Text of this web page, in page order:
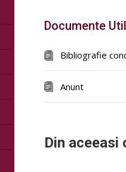
Documente
Bibliografie
Anunt
Din aceeasi